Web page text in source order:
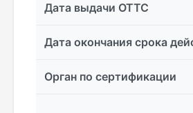
Дата выдачи ОТТС
Дата окончания срока
Орган по сертификации